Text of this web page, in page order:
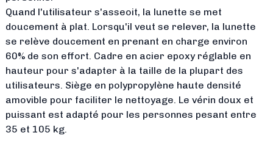
Quand l'utilisateur s'asseoit, la lunette se met
doucement à plat. Lorsqu'il veut se relever, la lunette
se relève doucement en prenant en charge environ
60% de son effort. Cadre en acier epoxy réglable en
hauteur pour s'adapter à la taille de la plupart des
utilisateurs. Siège en polypropylène haute densité
amovible pour faciliter le nettoyage. Le vérin doux et
puissant est adapté pour les personnes pesant entre
35 et 105 kg.